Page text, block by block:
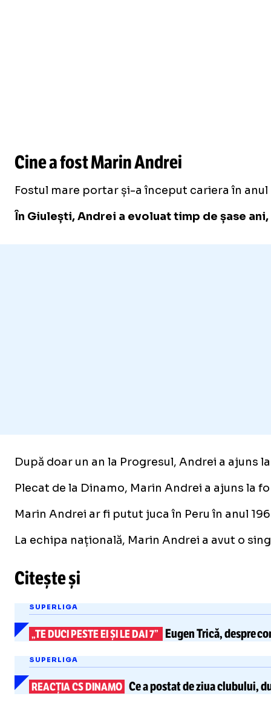
Cine a fost Marin Andrei
Fostul mare portar și-a început cariera în
În Giulești, Andrei a evoluat timp de șase
După doar un an la Progresul, Andrei a ajuns
Plecat de la Dinamo, Marin Andrei a ajuns la
Marin Andrei ar fi putut juca în Peru în anul
La echipa națională, Marin Andrei a avut o
Citește și
SUPERLIGA
„TE DUCI PESTE EI ȘI LE DAI 7” Eugen Trică,despre
SUPERLIGA
REACȚIA CS DINAMO Ce a postat de ziua clubului,